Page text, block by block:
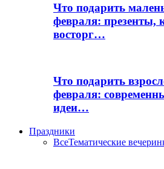
Что подарить
февраля: презенты,
восторг…
Что подарить
февраля:
идеи…
Праздники
ВсеТематические